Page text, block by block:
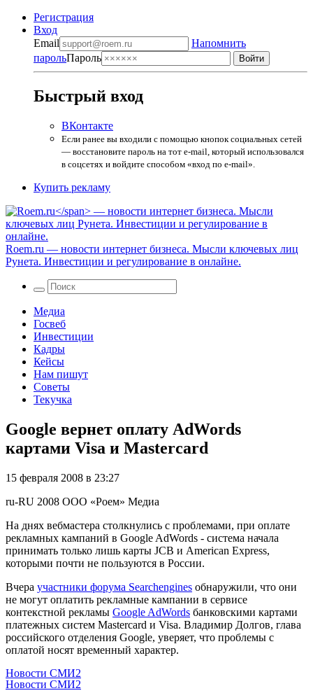
Регистрация
Вход
Email
Напомнить
парольПароль
Быстрый вход
ВКонтакте
Если ранее вы входили с помощью кнопок социальных сетей
— восстановите пароль на тот e-mail, который использовался
в соцсетях и войдите способом «вход по e-mail».
Купить рекламу
Roem.ru — новости интернет бизнеса. Мысли ключевых лиц
Рунета. Инвестиции и регулирование в онлайне.
Медиа
Госвеб
Инвестиции
Кадры
Кейсы
Нам пишут
Советы
Текучка
Google вернет оплату AdWords
картами Visa и Mastercard
15 февраля 2008 в 23:27
ru-RU 2008 ООО «Роем» Медиа
На днях вебмастера столкнулись с проблемами, при оплате
рекламных кампаний в Google AdWords - система начала
принимать только лишь карты JCB и American Express,
которыми почти не пользуются в России.
Вчера участники форума Searchengines обнаружили, что они
не могут оплатить рекламные кампании в сервисе
контекстной рекламы Google AdWords банковскими картами
платежных систем Mastercard и Visa. Владимир Долгов, глава
российского отделения Google, уверяет, что проблемы с
оплатой носят временный характер.
Новости СМИ2
Новости СМИ2